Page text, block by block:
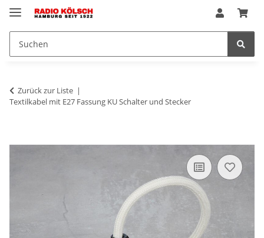
Zurück zur Liste
Textilkabel mit E27 Fassung KU Schalter und Stecker